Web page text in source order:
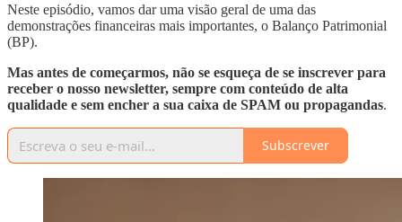
Neste episódio, vamos dar uma visão geral de uma das
demonstrações financeiras mais importantes, o Balanço Patrimonial
(BP).
Mas antes de começarmos, não se esqueça de se inscrever para
receber o nosso newsletter, sempre com conteúdo de alta
qualidade e sem encher a sua caixa de SPAM ou propagandas.
Subscrever